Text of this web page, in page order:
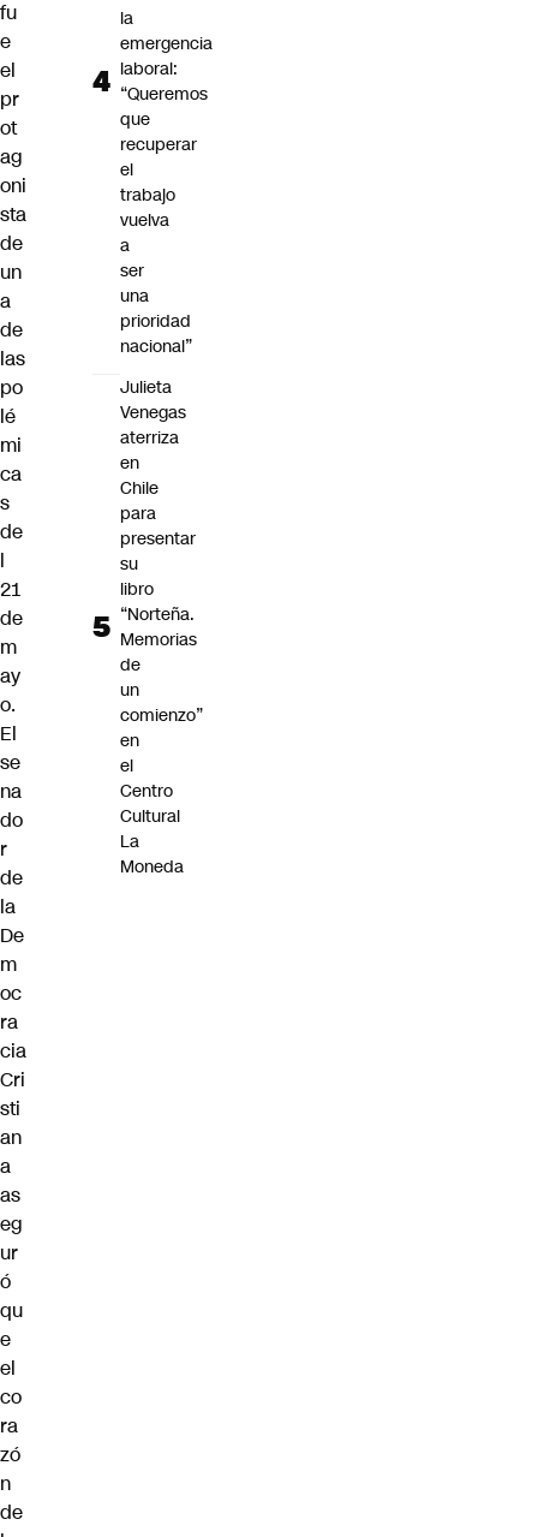
fu
e
el
pr
ot
ag
oni
sta
de
un
a
de
las
po
lé
mi
ca
s
de
l
21
de
m
ay
o.
El
se
na
do
r
de
la
De
m
oc
ra
cia
Cri
sti
an
a
as
eg
ur
ó
qu
e
el
co
ra
zó
n
de
la
emergencia
laboral:
“Queremos
que
recuperar
el
trabajo
vuelva
a
ser
una
prioridad
nacional”
Julieta
Venegas
aterriza
en
Chile
para
presentar
su
libro
“Norteña.
Memorias
de
un
comienzo”
en
el
Centro
Cultural
La
Moneda